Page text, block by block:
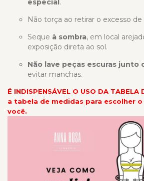
especial .
Não torça ao retirar o excesso de
Seque à sombra, em local
exposição direta ao sol.
Não lave peças escuras junto
evitar manchas.
É INDISPENSÁVEL O USO DA
a tabela de medidas para escolher
você.